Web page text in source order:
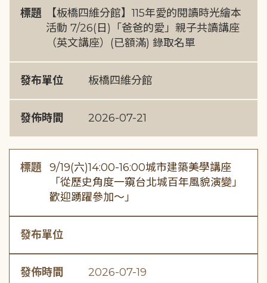
標題
【板橋四維分館】115年愛的閱讀時光繪本
活動 7/26(日)「爸爸的愛」親子共讀講座
（英文講座）(已額滿) 錄取名單
發布單位 板橋四維分館
發佈時間 2026-07-21
標題 9/19(六)14:00-16:00城市建築美學講座
「從歷史角度一窺台北城百年風貌演變」
歡迎踴躍參加～」
發布單位
發佈時間 2026-07-19